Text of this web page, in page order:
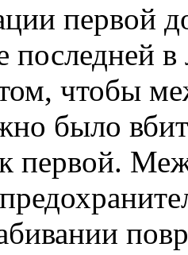
первой
последней
чтобы
было
первой.